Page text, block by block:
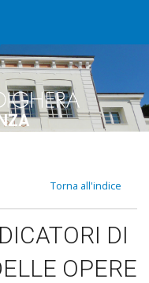
Torna all'indice
DI
OPERE